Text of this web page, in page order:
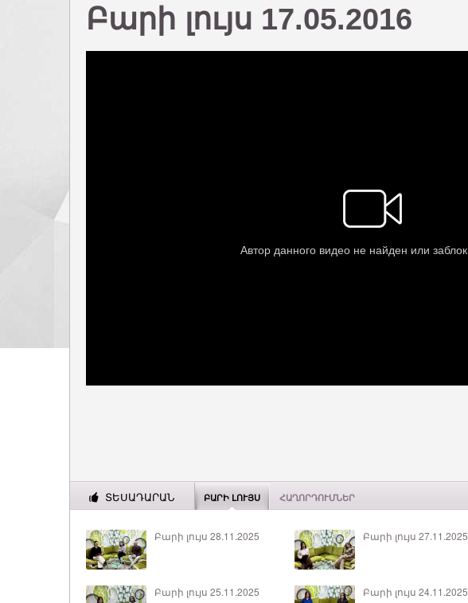
Բարի լույս 17.05.2016
ՏԵՍԱԴԱՐԱՆ ԲԱՐԻ ԼՈՒՅՍ ՀԱՂՈՐԴՈՒՄՆԵՐ
Բարի լույս 28.11.2025 Բարի լույս 27.11.2025
Բարի լույս 25.11.2025 Բարի լույս 24.11.2025